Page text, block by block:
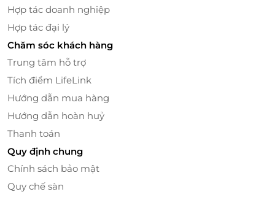
Hợp tác doanh nghiệp
Hợp tác đại lý
Chăm sóc khách hàng
Trung tâm hỗ trợ
Tích điểm LifeLink
Hướng dẫn mua hàng
Hướng dẫn hoàn huỷ
Thanh toán
Quy định chung
Chính sách bảo mật
Quy chế sàn